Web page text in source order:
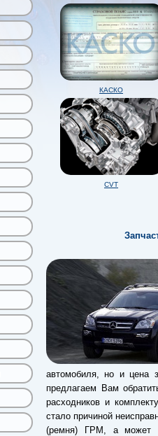
КАСКО
CVT
автомобиля, но и цена
предлагаем Вам
расходников и
стало причиной
(ремня) ГРМ, а может